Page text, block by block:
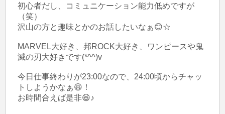
初心者だし、コミュニケーション能力低めですが
（笑）
沢山の方と趣味とかのお話したいなぁ😊☆
MARVEL大好き、邦ROCK大好き、ワンピースや鬼
滅の刃大好きです(*^^)v
今日仕事終わりが23:00なので、24:00頃からチャッ
トしようかなぁ😆！
お時間合えば是非😆♪